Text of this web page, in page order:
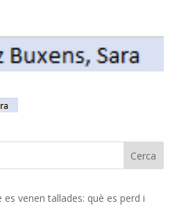
es venen tallades: què es perd i